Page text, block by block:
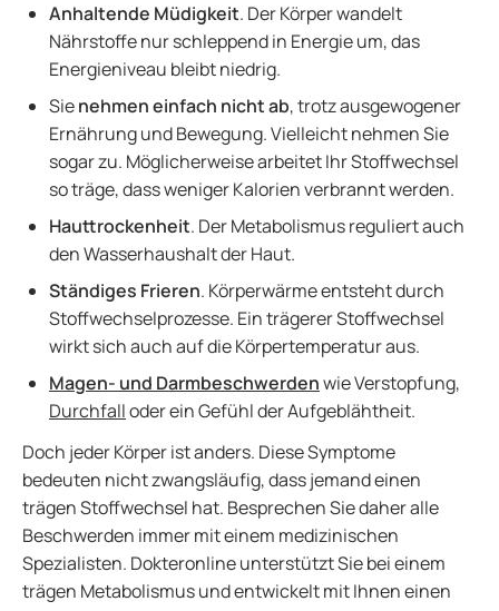
Anhaltende Müdigkeit. Der Körper wandelt
Nährstoffe nur schleppend in Energie um, das
Energieniveau bleibt niedrig.
Sienehmen einfach nicht ab, trotz ausgewogener
Ernährung und Bewegung. Vielleicht nehmen Sie
sogar zu. Möglicherweise arbeitet Ihr Stoffwechsel
so träge, dass weniger Kalorien verbrannt werden.
Hauttrockenheit. Der Metabolismus reguliert auch
den Wasserhaushalt der Haut.
Ständiges Frieren. Körperwärme entsteht durch
Stoffwechselprozesse. Ein trägerer Stoffwechsel
wirkt sich auch auf die Körpertemperatur aus.
Magen- und Darmbeschwerdenwie Verstopfung,
Durchfalloder ein Gefühl der Aufgeblähtheit.
Doch jeder Körper ist anders. Diese Symptome
bedeuten nicht zwangsläufig, dass jemand einen
trägen Stoffwechsel hat. Besprechen Sie daher alle
Beschwerden immer mit einem medizinischen
Spezialisten. Dokteronline unterstützt Sie bei einem
trägen Metabolismus und entwickelt mit Ihnen einen